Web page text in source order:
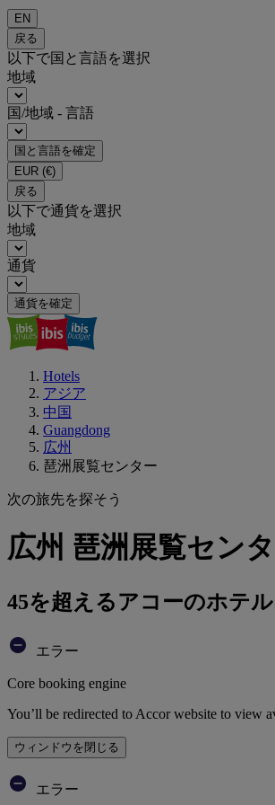
EN
戻る
以下で国と言語を選択
地域
国/地域 - 言語
国と言語を確定
EUR (€)
戻る
以下で通貨を選択
地域
通貨
通貨を確定
Hotels
アジア
中国
Guangdong
広州
琶洲展覧センター
次の旅先を探そう
広州 琶洲展覧セン
45を超えるアコーのホテ
エラー
Core booking engine
You’ll be redirected to Accor website to view
ウィンドウを閉じる
エラー